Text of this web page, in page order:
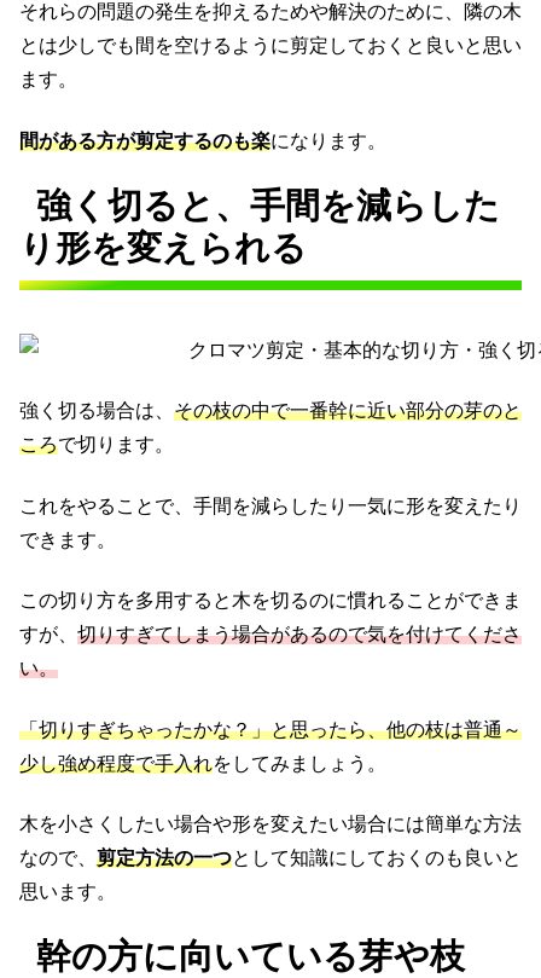
それらの問題の発生を抑えるためや解決のために、隣の木
とは少しでも間を空けるように剪定しておくと良いと思い
ます。
間がある方が剪定するのも楽になります。
強く切ると、手間を減らした
り形を変えられる
強く切る場合は、 その枝の中で一番幹に近い部分の芽のと
ころで切ります。
これをやることで、手間を減らしたり一気に形を変えたり
できます。
この切り方を多用すると木を切るのに慣れることができま
すが、 切りすぎてしまう場合があるので気を付けてくださ
い。
「切りすぎちゃったかな？」と思ったら、他の枝は普通～
少し強め程度で手入れをしてみましょう。
木を小さくしたい場合や形を変えたい場合には簡単な方法
なので、 剪定方法の一つとして知識にしておくのも良いと
思います。
幹の方に向いている芽や枝